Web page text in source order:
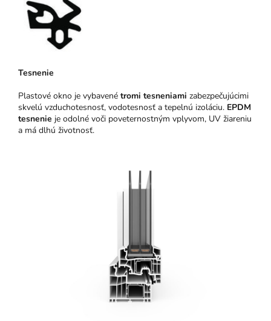
Tesnenie
Plastové okno je vybavené tromi tesneniami zabezpečujúcimi
skvelú vzduchotesnosť, vodotesnosť a tepelnú izoláciu. EPDM
tesnenie je odolné voči poveternostným vplyvom, UV žiareniu
a má dlhú životnosť.